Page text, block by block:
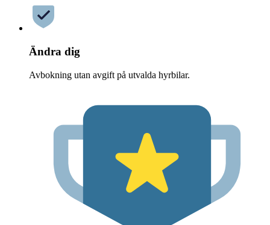
Ändra dig
Avbokning utan avgift på utvalda hyrbilar.